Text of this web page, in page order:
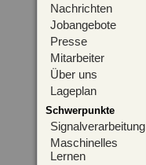
Nachrichten
Jobangebote
Presse
Mitarbeiter
Über uns
Lageplan
Schwerpunkte
Signalverarbeitung
Maschinelles
Lernen